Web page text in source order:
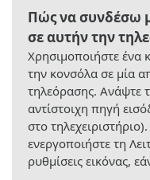
Πώς να συνδέσω
σε αυτήν την
Χρησιμοποιήστε ένα
την κονσόλα σε μία
τηλεόρασης. Ανάψτε
αντίστοιχη πηγή
στο
ενεργοποιήστε τη
ρυθμίσεις εικόνας,